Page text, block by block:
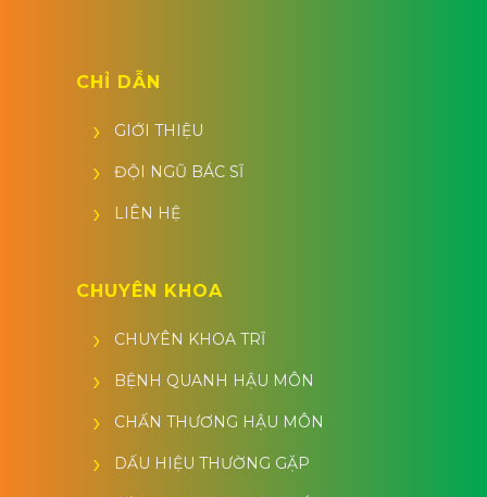
CHỈ DẪN
GIỚI THIỆU
ĐỘI NGŨ BÁC SĨ
LIÊN HỆ
CHUYÊN KHOA
CHUYÊN KHOA TRĨ
BỆNH QUANH HẬU MÔN
CHẤN THƯƠNG HẬU MÔN
DẤU HIỆU THƯỜNG GẶP